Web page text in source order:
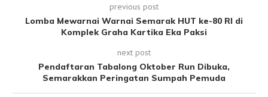
previous post
Lomba Mewarnai Warnai Semarak HUT ke-80 RI di
Komplek Graha Kartika Eka Paksi
next post
Pendaftaran Tabalong Oktober Run Dibuka,
Semarakkan Peringatan Sumpah Pemuda